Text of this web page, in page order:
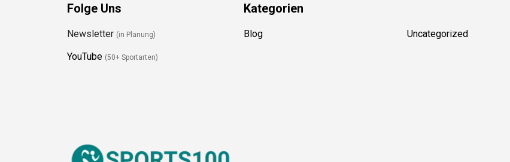
Folge Uns
Newsletter (in Planung)
YouTube (50+ Sportarten)
Kategorien
Blog Uncategorized